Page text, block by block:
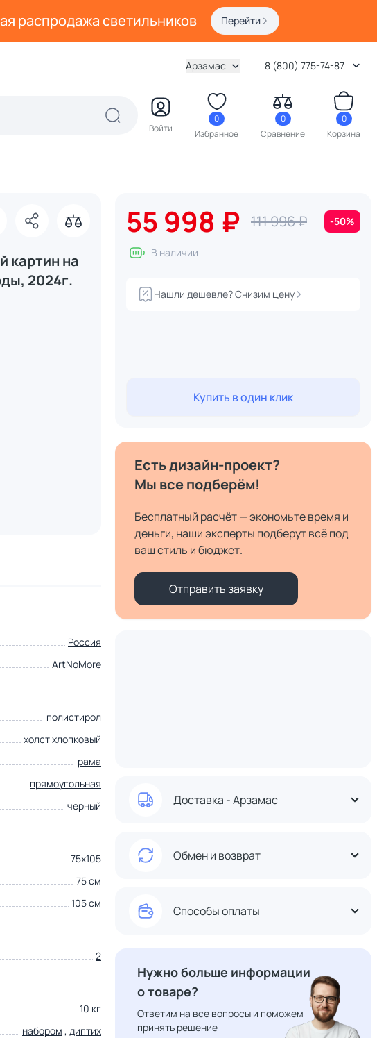
распродажа светильников Перейти
Арзамас 8 (800) 775-74-87
Войти
0
Избранное
0
Сравнение
0
Корзина
картин на
2024г.
Россия
ArtNoMore
полистирол
холст хлопковый
рама
прямоугольная
черный
75х105
75 см
105 см
2
10 кг
набором , диптих
55 998 ₽ 111 996 ₽ -50%
В наличии
Нашли дешевле? Снизим цену
Купить в один клик
Есть дизайн-проект?
Мы все подберём!
Бесплатный расчёт — экономьте время и
деньги, наши эксперты подберут всё под
ваш стиль и бюджет.
Отправить заявку
Доставка - Арзамас
Обмен и возврат
Способы оплаты
Нужно больше информации
о товаре?
Ответим на все вопросы и поможем
принять решение